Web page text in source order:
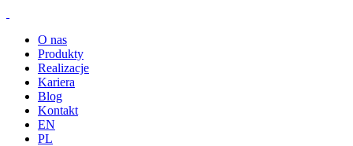
O nas
Produkty
Realizacje
Kariera
Blog
Kontakt
EN
PL